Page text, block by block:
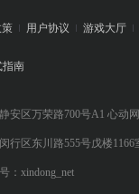
策 用户协议 游戏大厅
指南
安区万荣路700号A1 心动
行区东川路555号戊楼1166
：xindong_net